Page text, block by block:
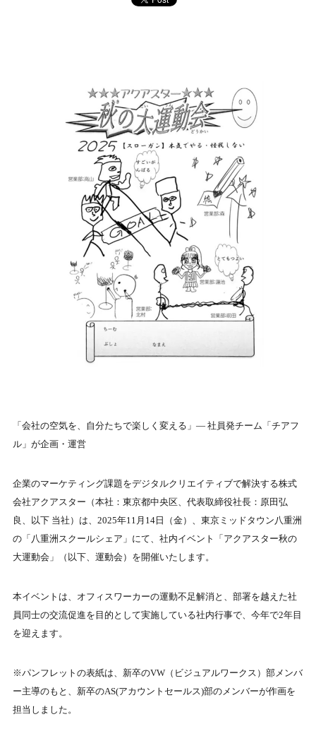
「会社の空気を、自分たちで楽しく変える」― 社員発チーム「チアフ
ル」が企画・運営
企業のマーケティング課題をデジタルクリエイティブで解決する株式
会社アクアスター（本社：東京都中央区、代表取締役社長：原田弘
良、以下 当社）は、2025年11月14日（金）、東京ミッドタウン八重洲
の「八重洲スクールシェア」にて、社内イベント「アクアスター秋の
大運動会」（以下、運動会）を開催いたします。
本イベントは、オフィスワーカーの運動不足解消と、部署を越えた社
員同士の交流促進を目的として実施している社内行事で、今年で2年目
を迎えます。
※パンフレットの表紙は、新卒のVW（ビジュアルワークス）部メンバ
ー主導のもと、新卒のAS(アカウントセールス)部のメンバーが作画を
担当しました。